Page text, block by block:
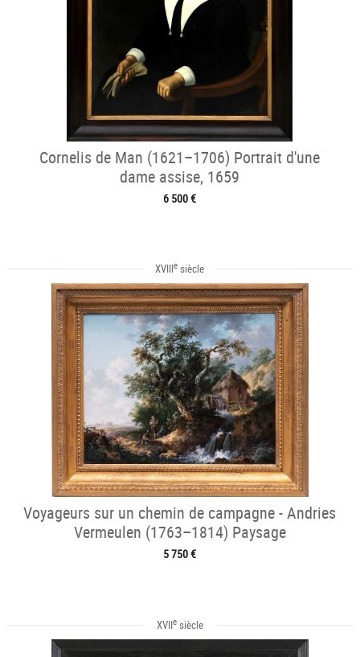
Cornelis de Man (1621–1706) Portrait d'une
dame assise, 1659
6 500 €
XVIIIe siècle
Voyageurs sur un chemin de campagne - Andries
Vermeulen (1763–1814) Paysage
5 750 €
XVIIesiècle